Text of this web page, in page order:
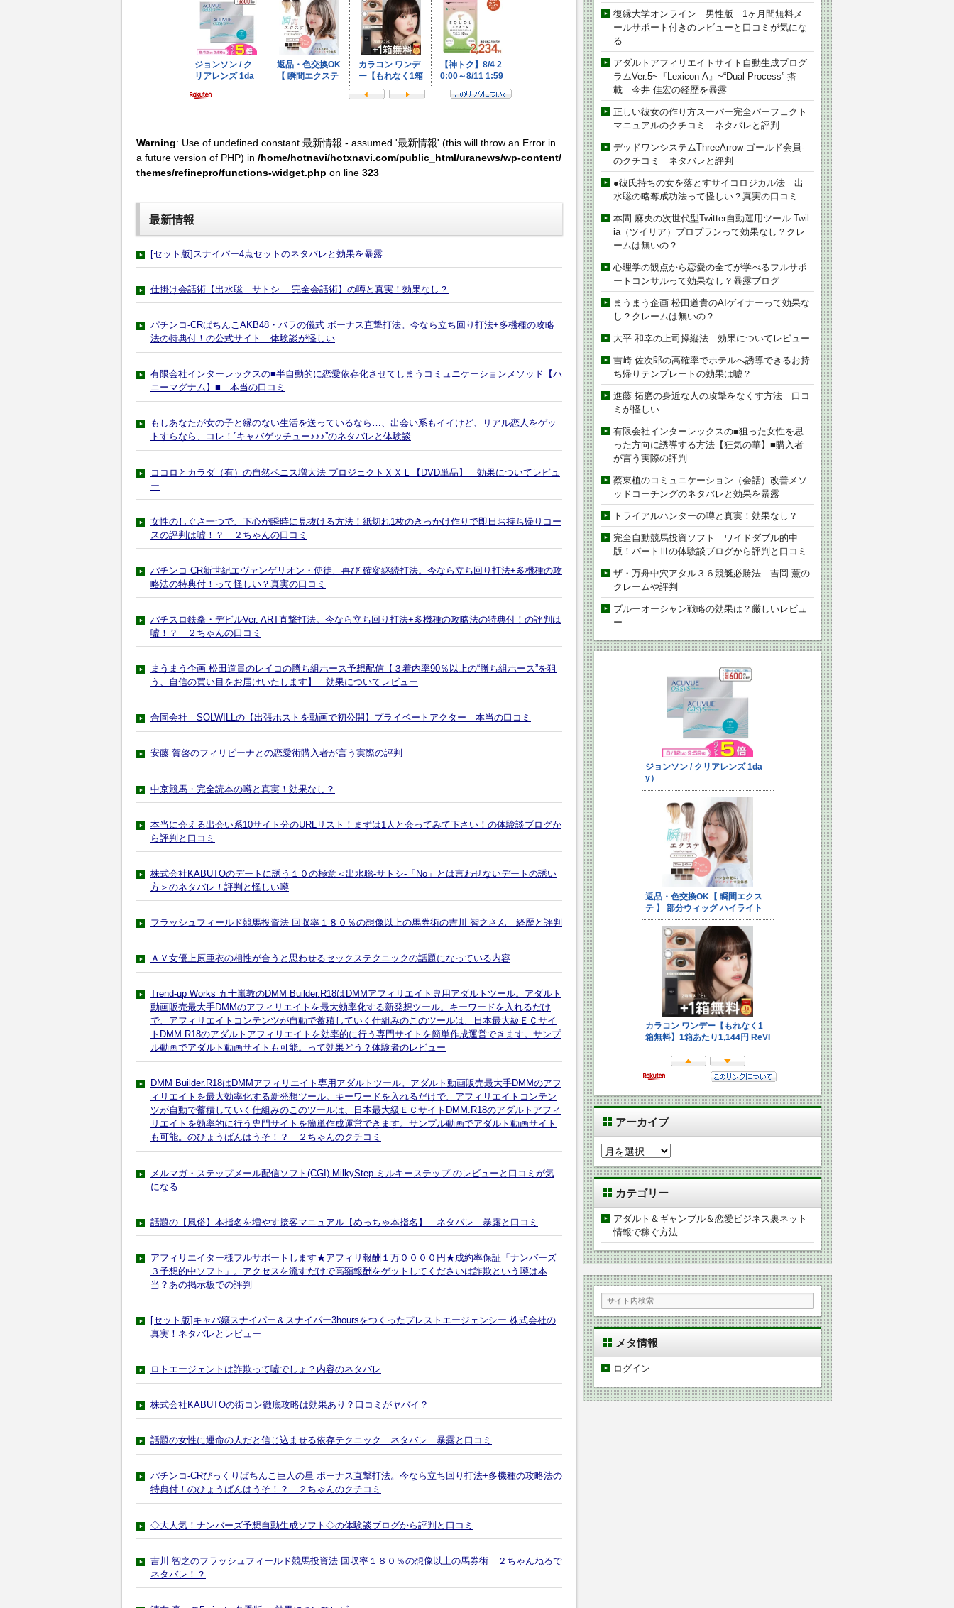
Warning: Use of undefined constant 最新情報 - assumed '最新情報' (this will throw an Error in
a future version of PHP) in /home/hotnavi/hotxnavi.com/public_html/uranews/wp-content/
themes/refinepro/functions-widget.php on line 323
最新情報
[セット版]スナイパー4点セットのネタバレと効果を暴露
仕掛け会話術【出水聡―サトシ― 完全会話術】の噂と真実！効果なし？
パチンコ-CRぱちんこAKB48・バラの儀式 ボーナス直撃打法。今なら立ち回り打法+多機種の攻略
法の特典付！の公式サイト 体験談が怪しい
有限会社インターレックスの■半自動的に恋愛依存化させてしまうコミュニケーションメソッド【ハ
ニーマグナム】■ 本当の口コミ
もしあなたが女の子と縁のない生活を送っているなら…、出会い系もイイけど、リアル恋人をゲッ
トすらなら、コレ！”キャバゲッチュー♪♪♪”のネタバレと体験談
ココロとカラダ（有）の自然ペニス増大法 プロジェクトＸＸＬ【DVD単品】 効果についてレビュ
ー
女性のしぐさ一つで、下心が瞬時に見抜ける方法！紙切れ1枚のきっかけ作りで即日お持ち帰りコー
スの評判は嘘！？ ２ちゃんの口コミ
パチンコ-CR新世紀エヴァンゲリオン・使徒、再び 確変継続打法。今なら立ち回り打法+多機種の攻
略法の特典付！って怪しい？真実の口コミ
パチスロ鉄拳・デビルVer. ART直撃打法。今なら立ち回り打法+多機種の攻略法の特典付！の評判は
嘘！？ ２ちゃんの口コミ
まうまう企画 松田道貴のレイコの勝ち組ホース予想配信【３着内率90％以上の“勝ち組ホース”を狙
う、自信の買い目をお届けいたします】 効果についてレビュー
合同会社 SOLWILLの【出張ホストを動画で初公開】プライベートアクター 本当の口コミ
安藤 賀啓のフィリピーナとの恋愛術購入者が言う実際の評判
中京競馬・完全読本の噂と真実！効果なし？
本当に会える出会い系10サイト分のURLリスト！まずは1人と会ってみて下さい！の体験談ブログか
ら評判と口コミ
株式会社KABUTOのデートに誘う１０の極意＜出水聡-サトシ-「No」とは言わせないデートの誘い
方＞のネタバレ！評判と怪しい噂
フラッシュフィールド競馬投資法 回収率１８０％の想像以上の馬券術の吉川 智之さん 経歴と評判
ＡＶ女優上原亜衣の相性が合うと思わせるセックステクニックの話題になっている内容
Trend-up Works 五十嵐敦のDMM Builder.R18はDMMアフィリエイト専用アダルトツール。アダルト
動画販売最大手DMMのアフィリエイトを最大効率化する新発想ツール。キーワードを入れるだけ
で、アフィリエイトコンテンツが自動で蓄積していく仕組みのこのツールは、日本最大級ＥＣサイ
トDMM.R18のアダルトアフィリエイトを効率的に行う専門サイトを簡単作成運営できます。サンプ
ル動画でアダルト動画サイトも可能。って効果どう？体験者のレビュー
DMM Builder.R18はDMMアフィリエイト専用アダルトツール。アダルト動画販売最大手DMMのアフ
ィリエイトを最大効率化する新発想ツール。キーワードを入れるだけで、アフィリエイトコンテン
ツが自動で蓄積していく仕組みのこのツールは、日本最大級ＥＣサイトDMM.R18のアダルトアフィ
リエイトを効率的に行う専門サイトを簡単作成運営できます。サンプル動画でアダルト動画サイト
も可能。のひょうばんはうそ！？ ２ちゃんのクチコミ
メルマガ・ステップメール配信ソフト(CGI) MilkyStep-ミルキーステップ-のレビューと口コミが気
になる
話題の【風俗】本指名を増やす接客マニュアル【めっちゃ本指名】 ネタバレ 暴露と口コミ
アフィリエイター様フルサポートします★アフィリ報酬１万００００円★成約率保証「ナンバーズ
３予想的中ソフト」。アクセスを流すだけで高額報酬をゲットしてくださいは詐欺という噂は本
当？あの掲示板での評判
[セット版]キャバ嬢スナイパー＆スナイパー3hoursをつくったプレストエージェンシー 株式会社の
真実！ネタバレとレビュー
ロトエージェントは詐欺って嘘でしょ？内容のネタバレ
株式会社KABUTOの街コン徹底攻略は効果あり？口コミがヤバイ？
話題の女性に運命の人だと信じ込ませる依存テクニック ネタバレ 暴露と口コミ
パチンコ-CRびっくりぱちんこ巨人の星 ボーナス直撃打法。今なら立ち回り打法+多機種の攻略法の
特典付！のひょうばんはうそ！？ ２ちゃんのクチコミ
◇大人気！ナンバーズ予想自動生成ソフト◇の体験談ブログから評判と口コミ
吉川 智之のフラッシュフィールド競馬投資法 回収率１８０％の想像以上の馬券術 ２ちゃんねるで
ネタバレ！？
復縁大学オンライン 男性版 1ヶ月間無料メ
ールサポート付きのレビューと口コミが気にな
る
アダルトアフィリエイトサイト自動生成プログ
ラムVer.5~『Lexicon-A』~“Dual Process” 搭
載 今井 佳宏の経歴を暴露
正しい彼女の作り方スーパー完全パーフェクト
マニュアルのクチコミ ネタバレと評判
デッドワンシステムThreeArrow-ゴールド会員-
のクチコミ ネタバレと評判
●彼氏持ちの女を落とすサイコロジカル法 出
水聡の略奪成功法って怪しい？真実の口コミ
本間 麻央の次世代型Twitter自動運用ツール Twil
ia（ツイリア）プロプランって効果なし？クレ
ームは無いの？
心理学の観点から恋愛の全てが学べるフルサポ
ートコンサルって効果なし？暴露ブログ
まうまう企画 松田道貴のAIゲイナーって効果な
し？クレームは無いの？
大平 和幸の上司操縦法 効果についてレビュー
吉崎 佐次郎の高確率でホテルへ誘導できるお持
ち帰りテンプレートの効果は嘘？
進藤 拓磨の身近な人の攻撃をなくす方法 口コ
ミが怪しい
有限会社インターレックスの■狙った女性を思
った方向に誘導する方法【狂気の華】■購入者
が言う実際の評判
蔡東植のコミュニケーション（会話）改善メソ
ッドコーチングのネタバレと効果を暴露
トライアルハンターの噂と真実！効果なし？
完全自動競馬投資ソフト ワイドダブル的中
版！パートⅢの体験談ブログから評判と口コミ
ザ・万舟中穴アタル３６競艇必勝法 吉岡 薫の
クレームや評判
ブルーオーシャン戦略の効果は？厳しいレビュ
ー
アーカイブ
ア
ー
カ
イ
ブ
カテゴリー
アダルト＆ギャンブル＆恋愛ビジネス裏ネット
情報で稼ぐ方法
メタ情報
ログイン